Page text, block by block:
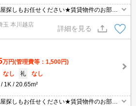
探しもお任せください★賃貸物件のお部屋
グへ★
玉 本川越店
詳細を見る
万円(管理費等：1,500円)
なし 礼
なし
1K 20.65m²
探しもお任せください★賃貸物件のお部屋